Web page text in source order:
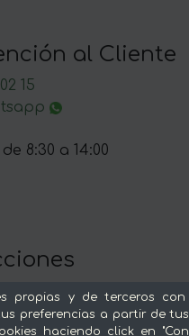
al Cliente
15
8:30 a 14:00
y Productos
propias y de terceros
preferencias a partir de
haciendo click en